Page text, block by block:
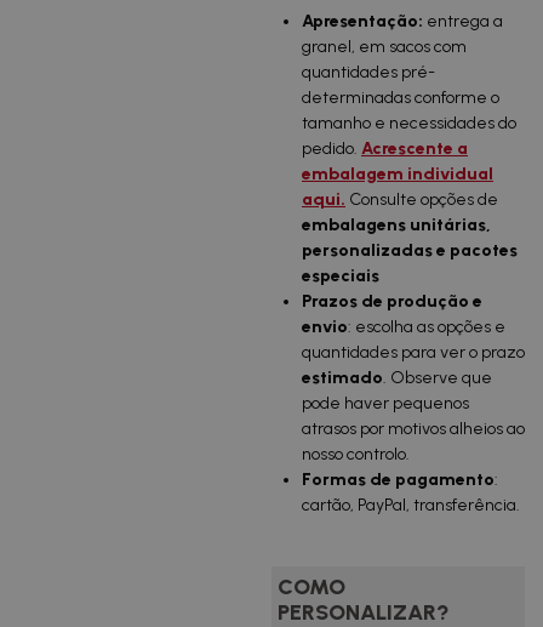
Apresentação: entrega a
granel, em sacos com
quantidades pré-
determinadas conforme o
tamanho e necessidades do
pedido. Acrescente a
embalagem individual
aqui. Consulte opções de
embalagens unitárias,
personalizadas e pacotes
especiais
Prazos de produção e
envio: escolha as opções e
quantidades para ver o prazo
estimado. Observe que
pode haver pequenos
atrasos por motivos alheios ao
nosso controlo.
Formas de pagamento:
cartão, PayPal, transferência.
COMO
PERSONALIZAR?